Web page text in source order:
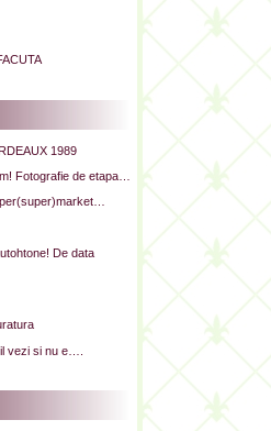
1989
Fotografie de etapa…
De data
vezi si nu e….